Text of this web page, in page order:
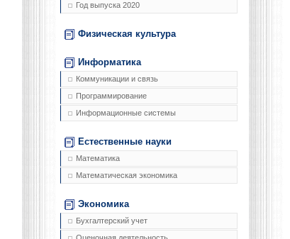
Год выпуска 2020
Физическая культура
Информатика
Коммуникации и связь
Программирование
Информационные системы
Естественные науки
Математика
Математическая экономика
Экономика
Бухгалтерский учет